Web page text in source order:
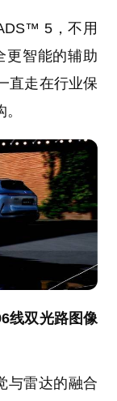
5，不用
更智能的辅助
直走在行业保
线双光路图像
与雷达的融合